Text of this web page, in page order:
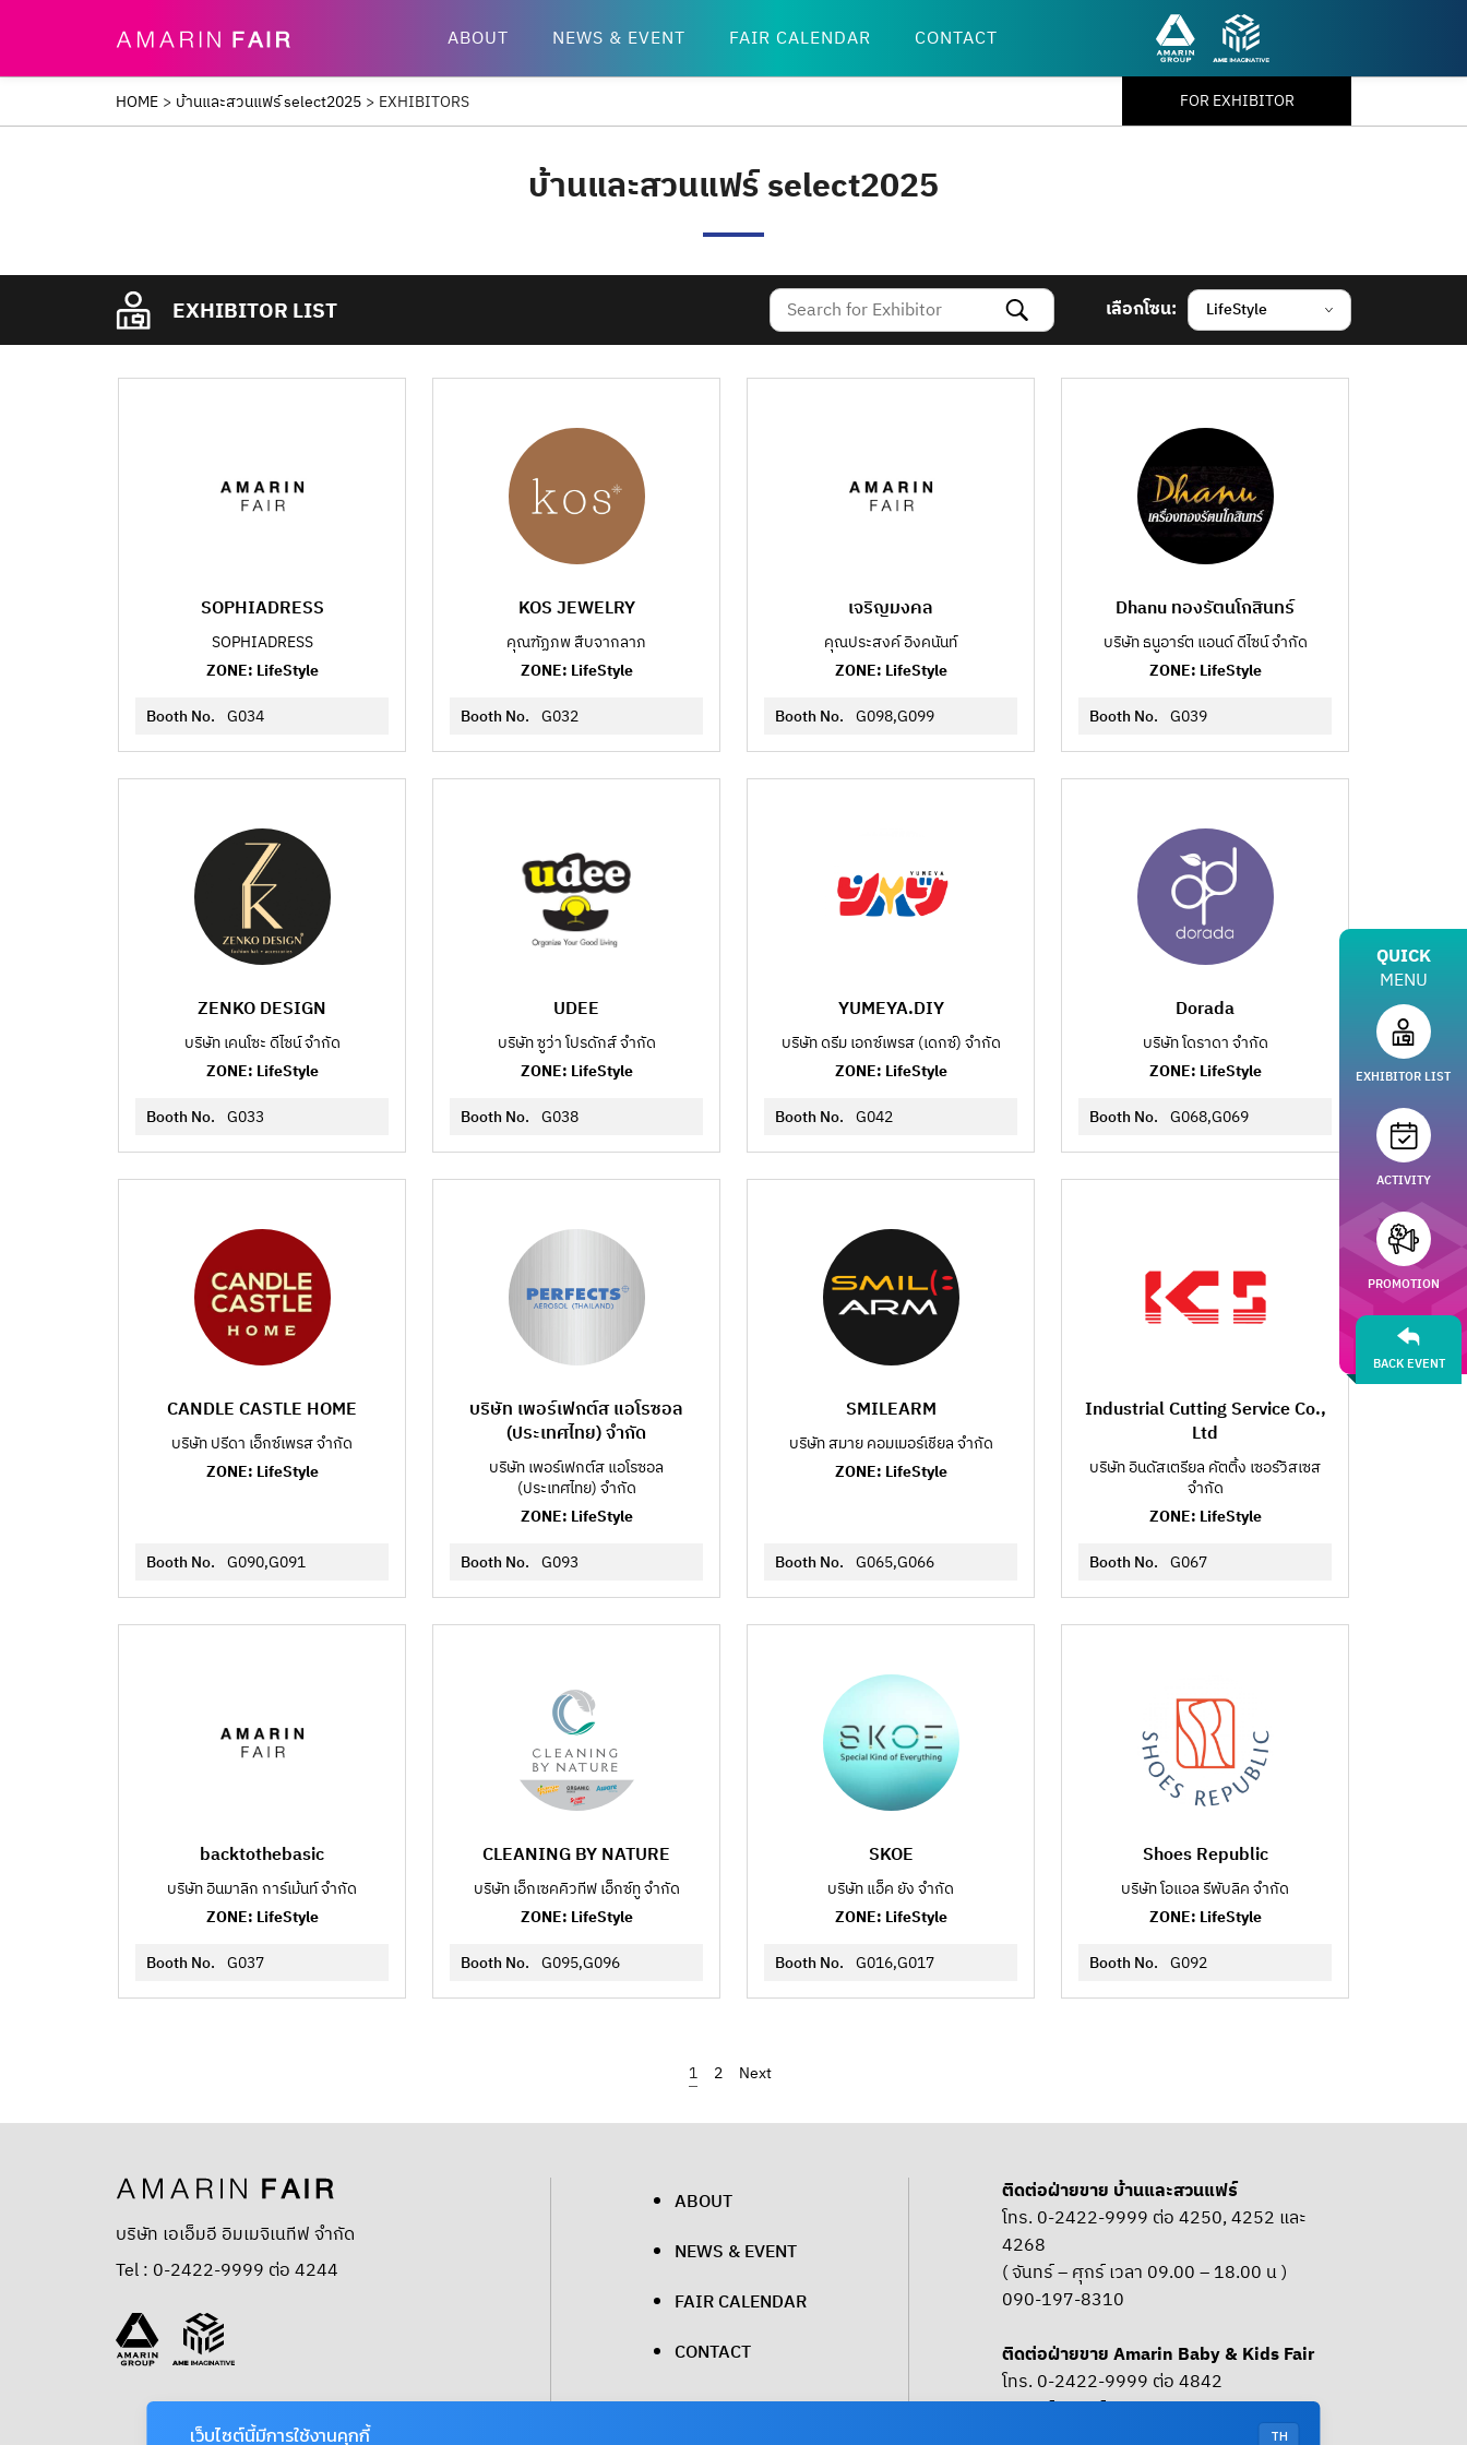
ABOUT NEWS & EVENT FAIR CALENDAR CONTACT
HOME > บ้านและสวนแฟร์ select2025 > EXHIBITORS FOR EXHIBITOR
บ้านและสวนแฟร์ select2025
EXHIBITOR LIST เลือกโซน: LifeStyle
SOPHIADRESS
SOPHIADRESS
ZONE: LifeStyle
Booth No. G034
KOS JEWELRY
คุณฑัฏภพ สืบจากลาภ
ZONE: LifeStyle
Booth No. G032
เจริญมงคล
คุณประสงค์ อิงคนันท์
ZONE: LifeStyle
Booth No. G098,G099
Dhanu ทองรัตนโกสินทร์
บริษัท ธนูอาร์ต แอนด์ ดีไซน์ จำกัด
ZONE: LifeStyle
Booth No. G039
ZENKO DESIGN
บริษัท เคนโซะ ดีไซน์ จำกัด
ZONE: LifeStyle
Booth No. G033
UDEE
บริษัท ซูว่า โปรดักส์ จำกัด
ZONE: LifeStyle
Booth No. G038
YUMEYA.DIY
บริษัท ดรีม เอกซ์เพรส (เดกซ์) จำกัด
ZONE: LifeStyle
Booth No. G042
Dorada
บริษัท โดราดา จำกัด
ZONE: LifeStyle
Booth No. G068,G069
CANDLE CASTLE HOME
บริษัท ปรีดา เอ็กซ์เพรส จำกัด
ZONE: LifeStyle
Booth No. G090,G091
บริษัท เพอร์เฟกต์ส แอโรซอล
(ประเทศไทย) จำกัด
บริษัท เพอร์เฟกต์ส แอโรซอล
(ประเทศไทย) จำกัด
ZONE: LifeStyle
Booth No. G093
SMILEARM
บริษัท สมาย คอมเมอร์เชียล จำกัด
ZONE: LifeStyle
Booth No. G065,G066
Industrial Cutting Service Co.,
Ltd
บริษัท อินดัสเตรียล คัตติ้ง เซอร์วิสเซส
จำกัด
ZONE: LifeStyle
Booth No. G067
backtothebasic
บริษัท อินมาลิก การ์เม้นท์ จำกัด
ZONE: LifeStyle
Booth No. G037
CLEANING BY NATURE
บริษัท เอ็กเซคคิวทีฟ เอ็กซ์ทู จำกัด
ZONE: LifeStyle
Booth No. G095,G096
SKOE
บริษัท แอ็ค ยัง จำกัด
ZONE: LifeStyle
Booth No. G016,G017
Shoes Republic
บริษัท โอแอล รีพับลิค จำกัด
ZONE: LifeStyle
Booth No. G092
1 2
QUICK
MENU
BACK EVENT
EXHIBITOR LIST
ACTIVITY
PROMOTION
บริษัท เอเอ็มอี อิมเมจิเนทีฟ จำกัด
Tel : 0-2422-9999 ต่อ 4244
ABOUT
NEWS & EVENT
FAIR CALENDAR
CONTACT
ติดต่อฝ่ายขาย บ้านและสวนแฟร์
โทร. 0-2422-9999 ต่อ 4250, 4252 และ
4268
( จันทร์ – ศุกร์ เวลา 09.00 – 18.00 น )
090-197-8310
ติดต่อฝ่ายขาย Amarin Baby & Kids Fair
โทร. 0-2422-9999 ต่อ 4842
( จันทร์ – ศุกร์ เวลา 09.00 – 18.00 น )
TH
เว็บไซต์นี้มีการใช้งานคุกกี้